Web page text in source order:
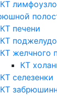
КТ
КТ печени
КТ
КТ желчного
КТ
КТ селезенки
КТ